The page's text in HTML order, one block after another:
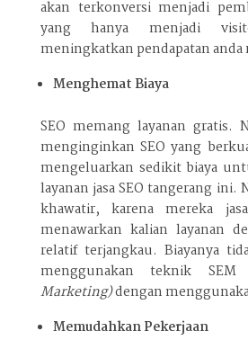
akan terkonversi menjadi
yang hanya menjadi
meningkatkan pendapatan
Menghemat Biaya
SEO memang layanan gratis.
menginginkan SEO yang
mengeluarkan sedikit biaya
layanan jasa SEO tangerang
khawatir, karena mereka
menawarkan kalian layanan
relatif terjangkau. Biayanya
menggunakan teknik SEM
Marketing)dengan
Memudahkan Pekerjaan